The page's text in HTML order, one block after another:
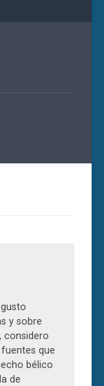
y sobre
considero
que
bélico
de